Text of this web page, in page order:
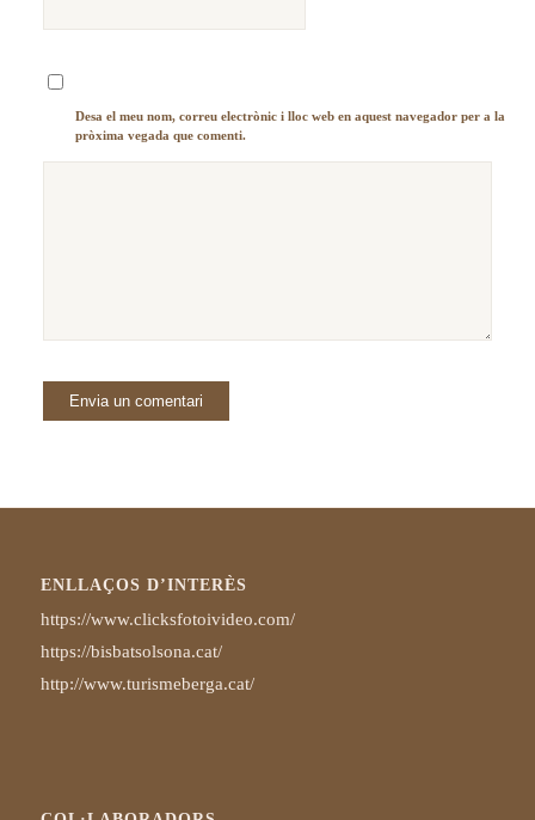
Desa el meu nom, correu electrònic i lloc web en aquest navegador per a la
pròxima vegada que comenti.
ENLLAÇOS D’INTERÈS
https://www.clicksfotoivideo.com/
https://bisbatsolsona.cat/
http://www.turismeberga.cat/